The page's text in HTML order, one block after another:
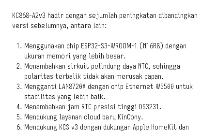
KC868-A2v3 hadir dengan sejumlah peningkatan dibandingkan
versi sebelumnya, antara lain:
Menggunakan chip ESP32-S3-WROOM-1 (N16R8) dengan
ukuran memori yang lebih besar.
Menambahkan sirkuit pelindung daya NTC, sehingga
polaritas terbalik tidak akan merusak papan.
Mengganti LAN8720A dengan chip Ethernet W5500 untuk
stabilitas yang lebih baik.
Menambahkan jam RTC presisi tinggi DS3231.
Mendukung layanan cloud baru KinCony.
Mendukung KCS v3 dengan dukungan Apple HomeKit dan